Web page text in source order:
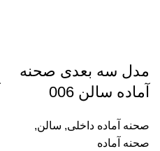
مدل سه بعدی صحنه
آماده سالن 006
صحنه آماده داخلی, سالن,
صحنه آماده